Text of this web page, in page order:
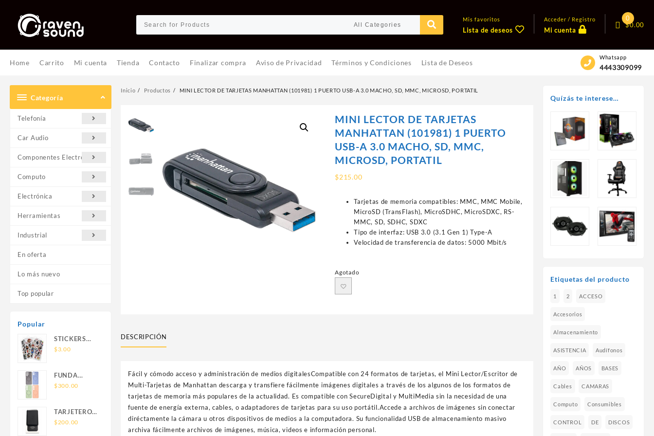
contenido
Mis favoritos
Lista de deseos
Acceder / Registro
Mi cuenta
0
$0.00
Home Carrito Mi cuenta Tienda Contacto Finalizar compra Aviso de Privacidad Términos y Condiciones Lista de Deseos
Whatsapp
4443309099
Categoría
Telefonía
Car Audio
Componentes Electrónicos
Computo
Electrónica
Herramientas
Industrial
En oferta
Lo más nuevo
Top popular
Popular
STICKERS
UNIVERSALES
$3.00
FUNDA
NOVA SAM
SIN SOPORTE
MAGNETICO
$300.00
TARJETERO
SIN SOPORTE
$200.00
Inicio Productos MINI LECTOR DE TARJETAS MANHATTAN (101981) 1 PUERTO USB-A 3.0 MACHO, SD, MMC, MICROSD, PORTATIL
MINI LECTOR DE TARJETAS
MANHATTAN (101981) 1 PUERTO
USB-A 3.0 MACHO, SD, MMC,
MICROSD, PORTATIL
$215.00
Tarjetas de memoria compatibles: MMC, MMC Mobile,
MicroSD (TransFlash), MicroSDHC, MicroSDXC, RS-
MMC, SD, SDHC, SDXC
Tipo de interfaz: USB 3.0 (3.1 Gen 1) Type-A
Velocidad de transferencia de datos: 5000 Mbit/s
Agotado
DESCRIPCIÓN
Fácil y cómodo acceso y administración de medios digitalesCompatible con 24 formatos de tarjetas, el Mini Lector/Escritor de
Multi-Tarjetas de Manhattan descarga y transfiere fácilmente imágenes digitales a través de los algunos de los formatos de
tarjetas de memoria más populares de la actualidad. Es compatible con SecureDigital y MultiMedia sin la necesidad de una
fuente de energía externa, cables, o adaptadores de tarjetas para su uso portátil.Accede a archivos de imágenes sin conectar
diréctamente la cámara u otros dispositivos de medios a la computadora. Su funcionalidad USB de almacenamiento masivo
archiva fácilmente archivos de imágenes, música, videos e información personal.
Quízás te interese…
Etiquetas del producto
1 2 ACCESO
Accesorios
Almacenamiento
ASISTENCIA Audífonos
AÑO AÑOS BASES
Cables CAMARAS
Computo Consumibles
CONTROL DE DISCOS